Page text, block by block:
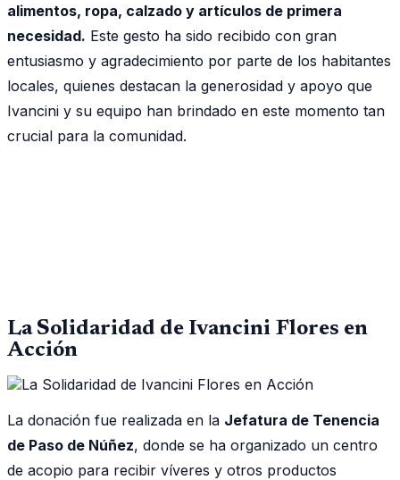
alimentos, ropa, calzado y artículos de primera
necesidad. Este gesto ha sido recibido con gran
entusiasmo y agradecimiento por parte de los habitantes
locales, quienes destacan la generosidad y apoyo que
Ivancini y su equipo han brindado en este momento tan
crucial para la comunidad.
La Solidaridad de Ivancini Flores en
Acción
La donación fue realizada en la Jefatura de Tenencia
de Paso de Núñez, donde se ha organizado un centro
de acopio para recibir víveres y otros productos